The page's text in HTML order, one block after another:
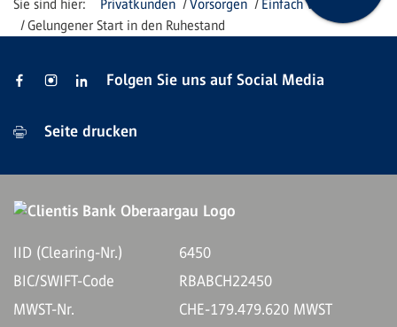
Privatkunden Vorsorgen
Einfach vorsorgen
Gelungener Start in den Ruhestand
Folgen Sie uns auf Social Media
Seite drucken
IID (Clearing-Nr.)
6450
BIC/SWIFT-Code
RBABCH22450
MWST-Nr.
CHE-179.479.620 MWST